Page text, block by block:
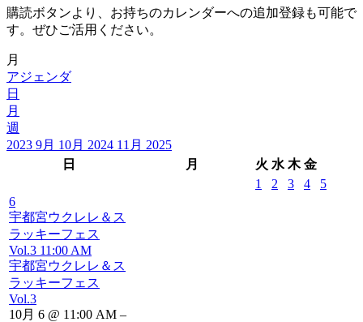
購読ボタンより、お持ちのカレンダーへの追加登録も可能で
す。ぜひご活用ください。
月
アジェンダ
日
月
週
2023 9月 10月 2024 11月 2025
日
月 火 水 木 金
1
2 3 4
5
6
宇都宮ウクレレ＆ス
ラッキーフェス
Vol.3 11:00 AM
宇都宮ウクレレ＆ス
ラッキーフェス
Vol.3
10月 6 @ 11:00 AM –